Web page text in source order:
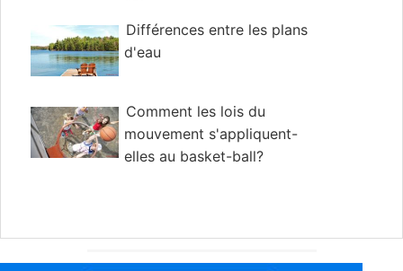
Différences entre les plans
d'eau
Comment les lois du
mouvement s'appliquent-
elles au basket-ball?